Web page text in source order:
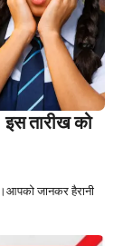
तारीख को
जानकर हैरानी